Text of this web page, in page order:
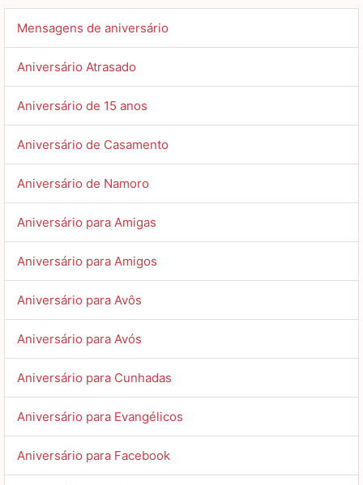
Mensagens de aniversário
Aniversário Atrasado
Aniversário de 15 anos
Aniversário de Casamento
Aniversário de Namoro
Aniversário para Amigas
Aniversário para Amigos
Aniversário para Avôs
Aniversário para Avós
Aniversário para Cunhadas
Aniversário para Evangélicos
Aniversário para Facebook